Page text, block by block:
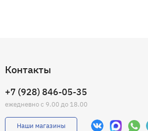
Контакты
+7 (928) 846-05-35
ежедневно с 9.00 до 18.00
Наши магазины